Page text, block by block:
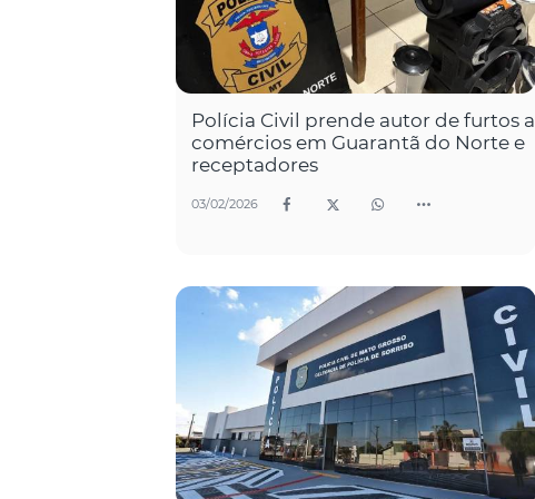
Polícia Civil prende autor de furtos a
comércios em Guarantã do Norte e
receptadores
03/02/2026